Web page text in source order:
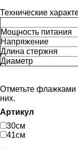
Технические
Мощность питания
Напряжение
Длина стержня
Диаметр
Отметьте флажками
них.
Артикул
30см
41см